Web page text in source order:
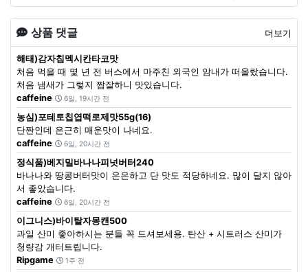
상품 댓글 더보기
해태)감자칩멕시칸타코맛
처음 먹을 때 몇 년 전 버스에서 마주친 외국인 암내가 떠올랐습니다.
처음 냄새가 그렇지 짭잘하니 맛있습니다.
caffeine
6일, 19시간 전
농심)포테토칩엽떡로제맛55g(16)
단짠인데 은근히 매운맛이 나네요.
caffeine
6일, 20시간 전
정식품)베지밀바나나피넛버터240
바나나와 땅콩버터맛이 은은하고 단 맛도 적당하네요. 많이 달지 않아
서 좋았습니다.
caffeine
6일, 20시간 전
이그니스)바이탈자몽캔500
과일 산미 좋아하시는 분들 꼭 드셔보세용. 탄산 + 시트러스 산미가
청량감 개터트립니다.
Ripgame
1주 전